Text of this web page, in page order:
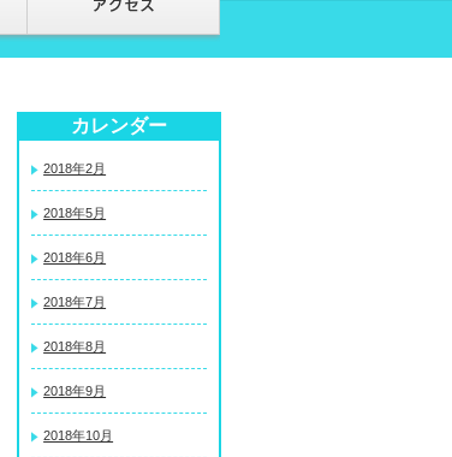
カレンダー
2018年2月
2018年5月
2018年6月
2018年7月
2018年8月
2018年9月
2018年10月